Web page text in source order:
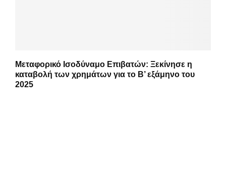
Μεταφορικό Ισοδύναμο Επιβατών: Ξεκίνησε η
καταβολή των χρημάτων για το Β’ εξάμηνο του
2025